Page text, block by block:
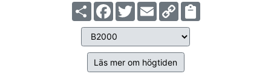
ShareFacebook
TwitterEmailCopy
Link
Läs mer om högtiden